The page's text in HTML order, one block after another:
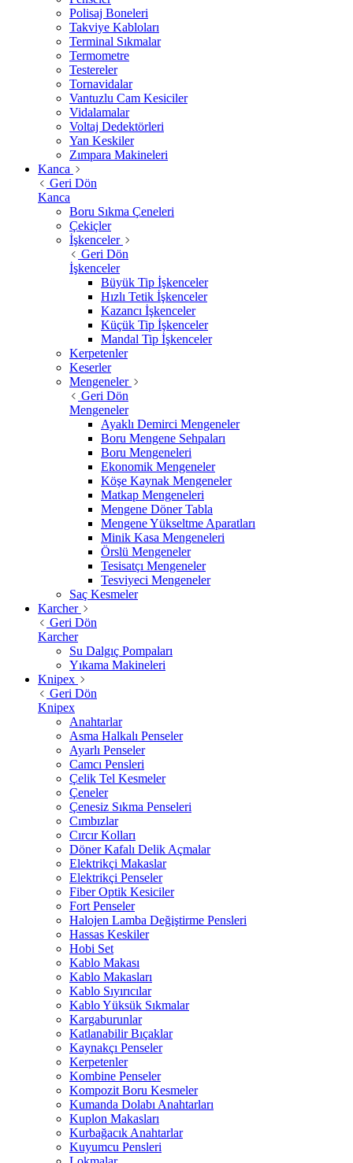
Polisaj Boneleri
Takviye Kabloları
Terminal Sıkmalar
Termometre
Testereler
Tornavidalar
Vantuzlu Cam Kesiciler
Vidalamalar
Voltaj Dedektörleri
Yan Keskiler
Zımpara Makineleri
Kanca
Geri Dön
Kanca
Boru Sıkma Çeneleri
Çekiçler
İşkenceler
Geri Dön
İşkenceler
Büyük Tip İşkenceler
Hızlı Tetik İşkenceler
Kazancı İşkenceler
Küçük Tip İşkenceler
Mandal Tip İşkenceler
Kerpetenler
Keserler
Mengeneler
Geri Dön
Mengeneler
Ayaklı Demirci Mengeneler
Boru Mengene Sehpaları
Boru Mengeneleri
Ekonomik Mengeneler
Köşe Kaynak Mengeneler
Matkap Mengeneleri
Mengene Döner Tabla
Mengene Yükseltme Aparatları
Minik Kasa Mengeneleri
Örslü Mengeneler
Tesisatçı Mengeneler
Tesviyeci Mengeneler
Saç Kesmeler
Karcher
Geri Dön
Karcher
Su Dalgıç Pompaları
Yıkama Makineleri
Knipex
Geri Dön
Knipex
Anahtarlar
Asma Halkalı Penseler
Ayarlı Penseler
Camcı Pensleri
Çelik Tel Kesmeler
Çeneler
Çenesiz Sıkma Penseleri
Cımbızlar
Cırcır Kolları
Döner Kafalı Delik Açmalar
Elektrikçi Makaslar
Elektrikçi Penseler
Fiber Optik Kesiciler
Fort Penseler
Halojen Lamba Değiştirme Pensleri
Hassas Keskiler
Hobi Set
Kablo Makası
Kablo Makasları
Kablo Sıyırıcılar
Kablo Yüksük Sıkmalar
Kargaburunlar
Katlanabilir Bıçaklar
Kaynakçı Penseler
Kerpetenler
Kombine Penseler
Kompozit Boru Kesmeler
Kumanda Dolabı Anahtarları
Kuplon Makasları
Kurbağacık Anahtarlar
Kuyumcu Pensleri